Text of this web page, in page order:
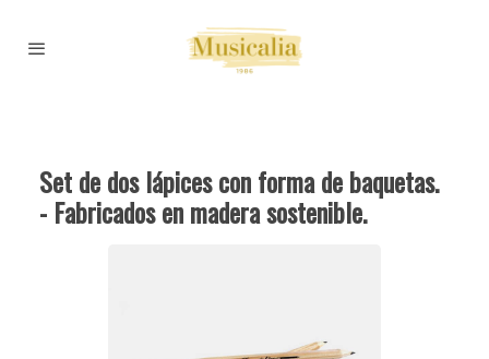
Set de dos lápices con forma de baquetas.
- Fabricados en madera sostenible.